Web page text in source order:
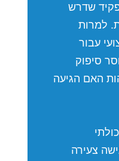
שדרש
למרות
עבור
סיפוק
האם הגיעה
צעירה